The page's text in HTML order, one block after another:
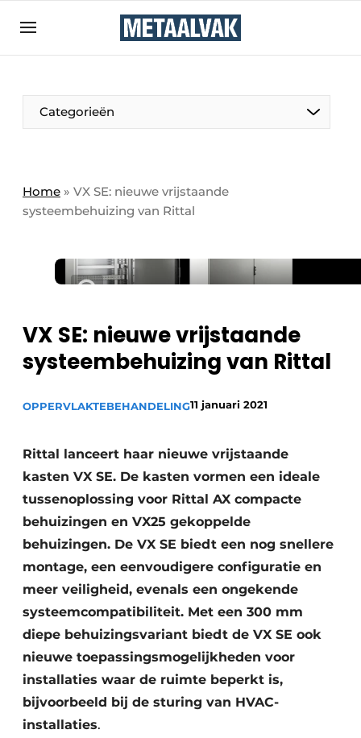
Bedrijven
Contact
Eigen content aanleveren
Evenement aanmelden
Meest gelezen
Podcasts
Privacy / Cookie statement
Vacatures
Categorieën
Home » VX SE: nieuwe vrijstaande
systeembehuizing van Rittal
VX SE: nieuwe vrijstaande
systeembehuizing van Rittal
OPPERVLAKTEBEHANDELING11 januari 2021
Rittal lanceert haar nieuwe vrijstaande
kasten VX SE. De kasten vormen een ideale
tussenoplossing voor Rittal AX compacte
behuizingen en VX25 gekoppelde
behuizingen. De VX SE biedt een nog snellere
montage, een eenvoudigere configuratie en
meer veiligheid, evenals een ongekende
systeemcompatibiliteit. Met een 300 mm
diepe behuizingsvariant biedt de VX SE ook
nieuwe toepassingsmogelijkheden voor
installaties waar de ruimte beperkt is,
bijvoorbeeld bij de sturing van HVAC-
installaties.